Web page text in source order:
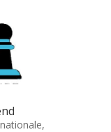
nationale,